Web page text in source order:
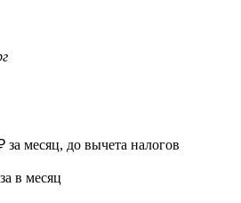
за месяц, до вычета налогов
в месяц